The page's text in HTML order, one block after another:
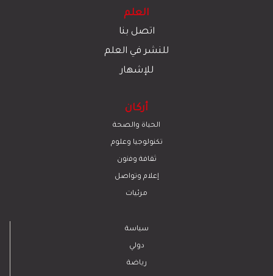
العلم
اتصل بنا
للنشر في العلم
للإشهار
أركان
الحياة والصحة
تكنولوجيا وعلوم
ﺛﻘﺎﻓﺔ وﻓﻧون
إعلام وتواصل
مرئيات
سياسة
دولي
رياضة